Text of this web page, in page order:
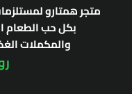
متجر همتارو
بكل حب الطعام
والمكملات